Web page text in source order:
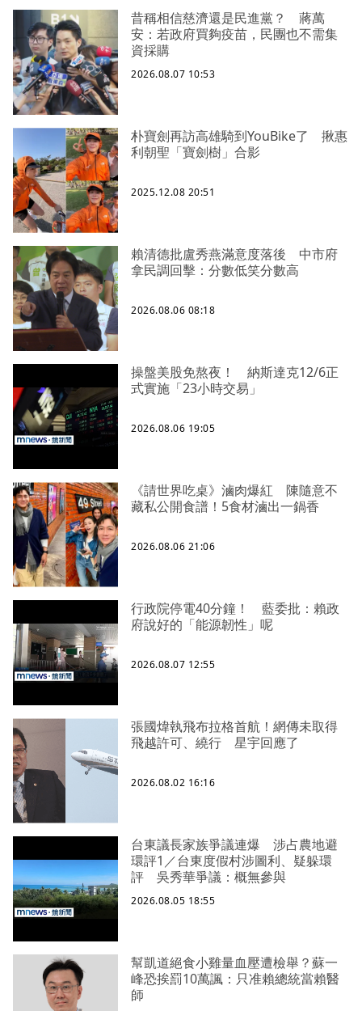
昔稱相信慈濟還是民進黨？ 蔣萬
安：若政府買夠疫苗，民團也不需集
資採購
2026.08.07 10:53
朴寶劍再訪高雄騎到YouBike了 揪惠
利朝聖「寶劍樹」合影
2025.12.08 20:51
賴清德批盧秀燕滿意度落後 中市府
拿民調回擊：分數低笑分數高
2026.08.06 08:18
操盤美股免熬夜！ 納斯達克12/6正
式實施「23小時交易」
2026.08.06 19:05
《請世界吃桌》滷肉爆紅 陳隨意不
藏私公開食譜！5食材滷出一鍋香
2026.08.06 21:06
行政院停電40分鐘！ 藍委批：賴政
府說好的「能源韌性」呢
2026.08.07 12:55
張國煒執飛布拉格首航！網傳未取得
飛越許可、繞行 星宇回應了
2026.08.02 16:16
台東議長家族爭議連爆 涉占農地避
環評1／台東度假村涉圖利、疑躲環
評 吳秀華爭議：概無參與
2026.08.05 18:55
幫凱道絕食小雞量血壓遭檢舉？蘇一
峰恐挨罰10萬諷：只准賴總統當賴醫
師